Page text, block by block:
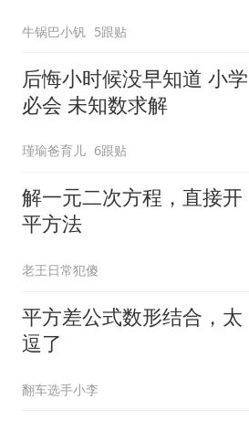
牛锅巴小钒 5跟贴
后悔小时候没早知道 小学
必会 未知数求解
瑾瑜爸育儿 6跟贴
解一元二次方程，直接开
平方法
老王日常犯傻
平方差公式数形结合，太
逗了
翻车选手小李